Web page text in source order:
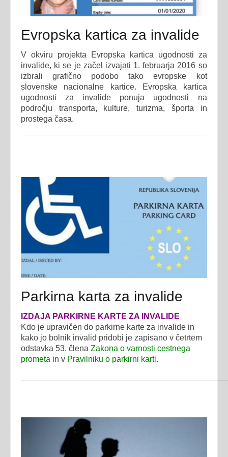
Evropska kartica za invalide
V okviru projekta Evropska kartica ugodnosti za
invalide, ki se je začel izvajati 1. februarja 2016 so
izbrali grafično podobo tako evropske kot
slovenske nacionalne kartice. Evropska kartica
ugodnosti za invalide ponuja ugodnosti na
področju transporta, kulture, turizma, športa in
prostega časa.
Parkirna karta za invalide
IZDAJA PARKIRNE KARTE ZA INVALIDE
Kdo je upravičen do parkirne karte za invalide in
kako jo bolnik invalid pridobi je zapisano v četrtem
odstavka 53. člena Zakona o varnosti cestnega
prometa in v Pravilniku o parkirni karti.